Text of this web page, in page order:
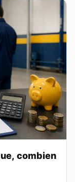
combien